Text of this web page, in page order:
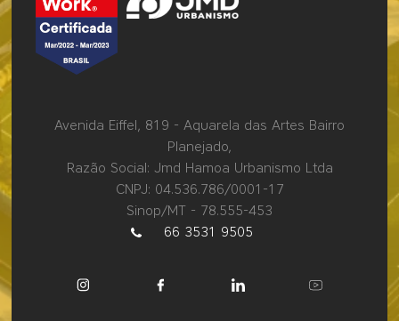
Avenida Eiffel, 819 - Aquarela das Artes Bairro
Planejado,
Razão Social: Jmd Hamoa Urbanismo Ltda
CNPJ: 04.536.786/0001-17
Sinop/MT - 78.555-453
66 3531 9505